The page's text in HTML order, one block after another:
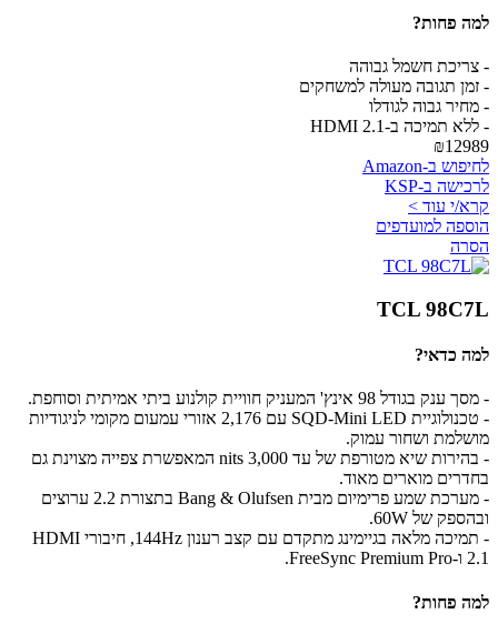
למה פחות?
- צריכת חשמל גבוהה
- זמן תגובה מעולה למשחקים
- מחיר גבוה לגודלו
- ללא תמיכה ב-HDMI 2.1
₪12989
לחיפוש ב-Amazon
לרכישה ב-KSP
קרא/י עוד >
הוספה למועדפים
הסרה
TCL 98C7L
למה כדאי?
- מסך ענק בגודל 98 אינץ' המעניק חוויית קולנוע ביתי אמיתית וסוחפת.
- טכנולוגיית SQD-Mini LED עם 2,176 אזורי עמעום מקומי לניגודיות
מושלמת ושחור עמוק.
- בהירות שיא מטורפת של עד 3,000 nits המאפשרת צפייה מצוינת גם
בחדרים מוארים מאוד.
- מערכת שמע פרימיום מבית Bang & Olufsen בתצורת 2.2 ערוצים
ובהספק של 60W.
- תמיכה מלאה בגיימינג מתקדם עם קצב רענון 144Hz, חיבורי HDMI
2.1 ו-FreeSync Premium Pro.
למה פחות?